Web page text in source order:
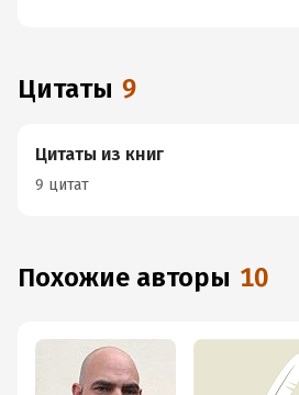
Цитаты 9
Цитаты из книг
9 цитат
Похожие авторы 10